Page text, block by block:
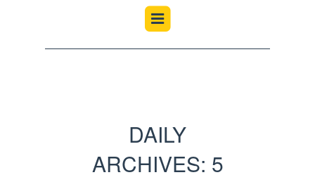
DAILY
ARCHIVES: 5